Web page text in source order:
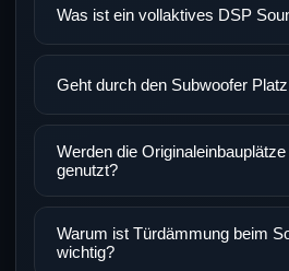
Was ist ein vollaktives DSP
Geht durch den Subwoofer
Werden die
genutzt?
Warum ist Türdämmung beim
wichtig?